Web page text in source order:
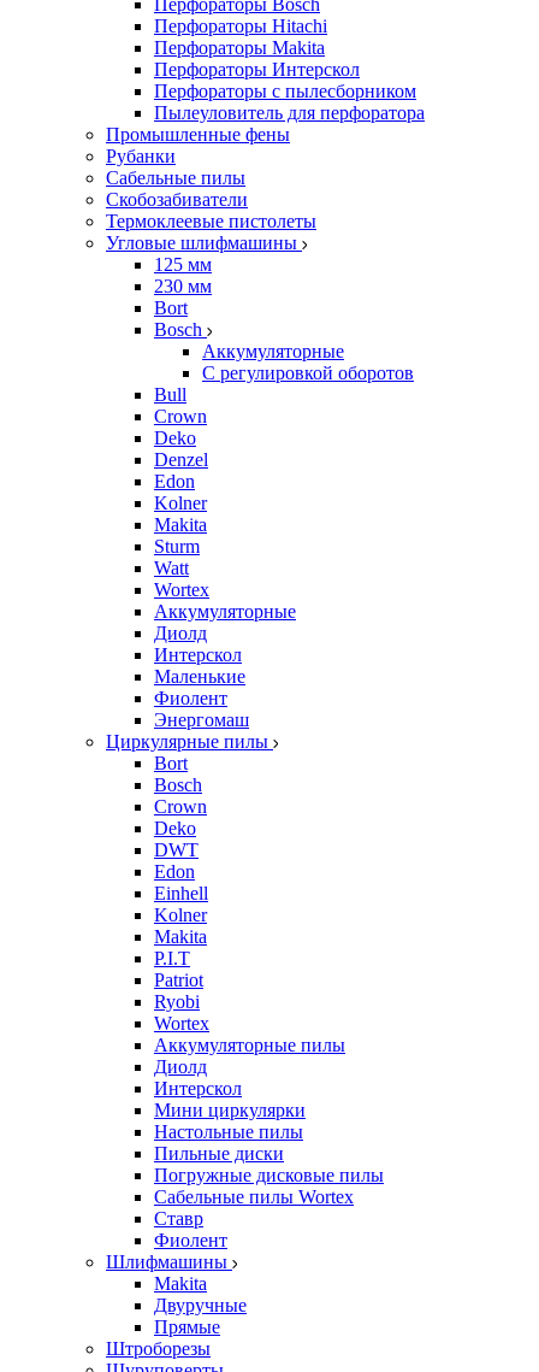
Перфораторы Bosch
Перфораторы Hitachi
Перфораторы Makita
Перфораторы Интерскол
Перфораторы с пылесборником
Пылеуловитель для перфоратора
Промышленные фены
Рубанки
Сабельные пилы
Скобозабиватели
Термоклеевые пистолеты
Угловые шлифмашины
125 мм
230 мм
Bort
Bosch
Аккумуляторные
С регулировкой оборотов
Bull
Crown
Deko
Denzel
Edon
Kolner
Makita
Sturm
Watt
Wortex
Аккумуляторные
Диолд
Интерскол
Маленькие
Фиолент
Энергомаш
Циркулярные пилы
Bort
Bosch
Crown
Deko
DWT
Edon
Einhell
Kolner
Makita
P.I.T
Patriot
Ryobi
Wortex
Аккумуляторные пилы
Диолд
Интерскол
Мини циркулярки
Настольные пилы
Пильные диски
Погружные дисковые пилы
Сабельные пилы Wortex
Ставр
Фиолент
Шлифмашины
Makita
Двуручные
Прямые
Штроборезы